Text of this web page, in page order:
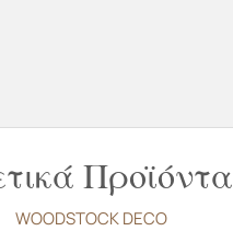
Προϊόντα
WOODSTOCK DECO